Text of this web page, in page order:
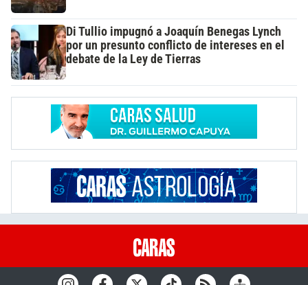
Di Tullio impugnó a Joaquín Benegas Lynch
por un presunto conflicto de intereses en el
debate de la Ley de Tierras